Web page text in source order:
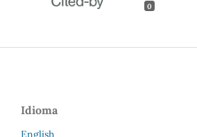
0
Idioma
English